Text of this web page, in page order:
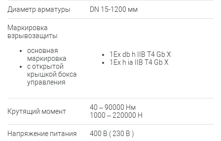
Диаметр арматуры DN 15-1200 мм
Маркировка
взрывозащиты
основная
маркировка
с открытой
крышкой бокса
управления
1Ех db h IIB T4 Gb X
1Ex h ia IIB T4 Gb X
Крутящий момент
40 – 90000 Нм
1000 – 220000 Н
Напряжение питания 400 В ( 230 В )